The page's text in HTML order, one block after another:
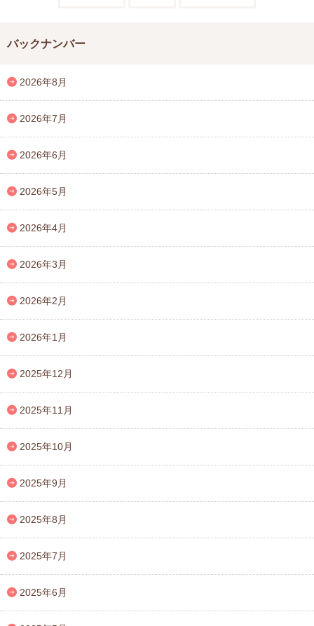
バックナンバー
2026年8月
2026年7月
2026年6月
2026年5月
2026年4月
2026年3月
2026年2月
2026年1月
2025年12月
2025年11月
2025年10月
2025年9月
2025年8月
2025年7月
2025年6月